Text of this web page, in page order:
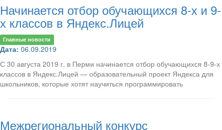
Начинается отбор обучающихся 8-х и 9-
х классов в Яндекс.Лицей
Главные новости
Дата: 06.09.2019
С 30 августа 2019 г. в Перми начинается отбор обучающихся 8-9-х
классов в Яндекс.Лицей — образовательный проект Яндекса для
школьников, которые хотят научиться программировать
Межрегиональный конкурс